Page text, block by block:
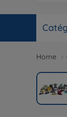
Home